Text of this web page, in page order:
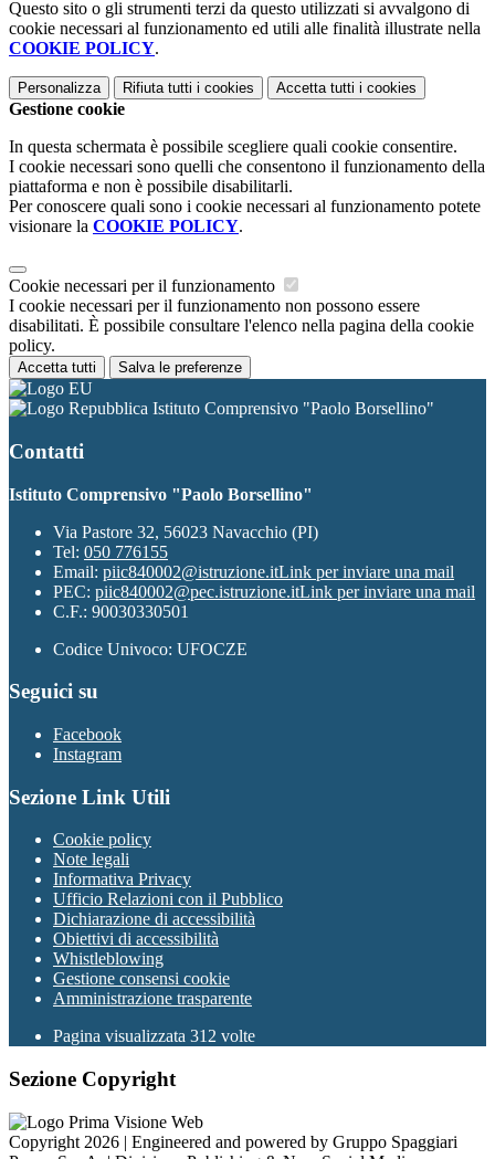
Questo sito o gli strumenti terzi da questo utilizzati si avvalgono di
cookie necessari al funzionamento ed utili alle finalità illustrate nella
COOKIE POLICY.
Personalizza Rifiuta tutti i cookies Accetta tutti i cookies
Gestione cookie
In questa schermata è possibile scegliere quali cookie consentire.
I cookie necessari sono quelli che consentono il funzionamento della
piattaforma e non è possibile disabilitarli.
Per conoscere quali sono i cookie necessari al funzionamento potete
visionare la COOKIE POLICY.
Cookie necessari per il funzionamento
I cookie necessari per il funzionamento non possono essere
disabilitati. È possibile consultare l'elenco nella pagina della cookie
policy.
Accetta tutti Salva le preferenze
Istituto Comprensivo "Paolo Borsellino"
Contatti
Istituto Comprensivo "Paolo Borsellino"
Via Pastore 32, 56023 Navacchio (PI)
Tel: 050 776155
Email: piic840002@istruzione.itLink per inviare una mail
PEC: piic840002@pec.istruzione.itLink per inviare una mail
C.F.: 90030330501
Codice Univoco: UFOCZE
Seguici su
Facebook
Instagram
Sezione Link Utili
Cookie policy
Note legali
Informativa Privacy
Ufficio Relazioni con il Pubblico
Dichiarazione di accessibilità
Obiettivi di accessibilità
Whistleblowing
Gestione consensi cookie
Amministrazione trasparente
Pagina visualizzata 312 volte
Sezione Copyright
Copyright 2026 | Engineered and powered by Gruppo Spaggiari